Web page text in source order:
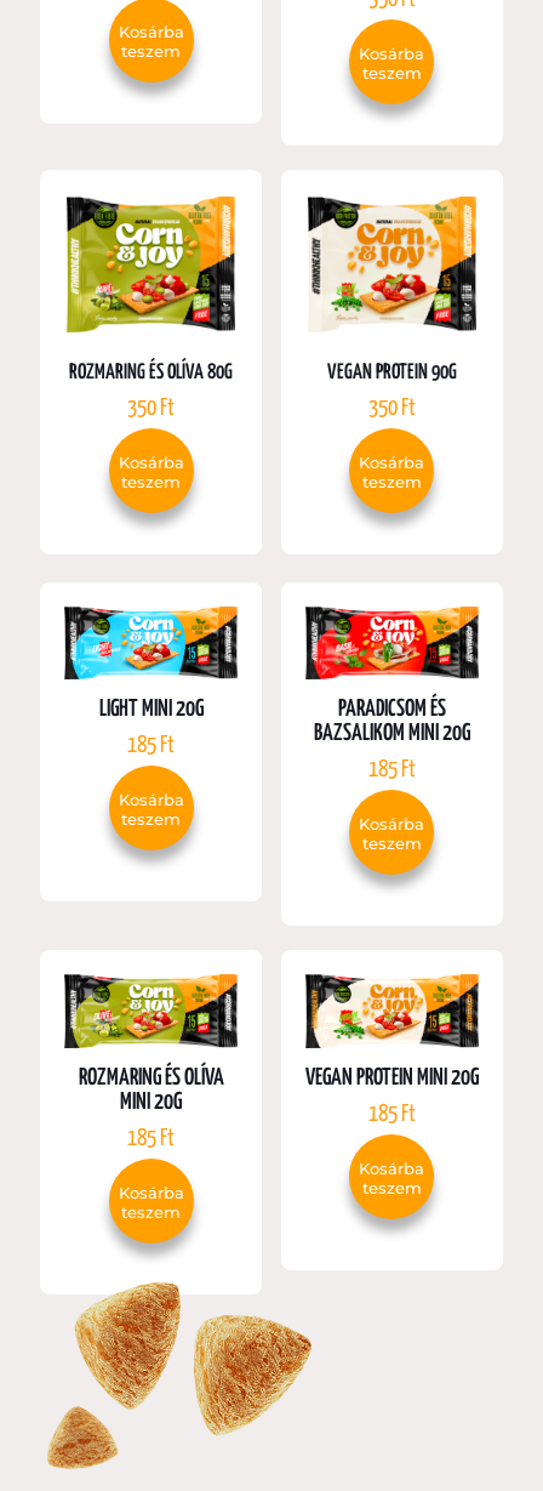
Kosárba
teszem
Kosárba
teszem
ROZMARING ÉS OLÍVA 80G
350 Ft
Kosárba
teszem
VEGAN PROTEIN 90G
350 Ft
Kosárba
teszem
LIGHT MINI 20G
185 Ft
Kosárba
teszem
PARADICSOM ÉS
BAZSALIKOM MINI 20G
185 Ft
Kosárba
teszem
ROZMARING ÉS OLÍVA
MINI 20G
185 Ft
Kosárba
teszem
VEGAN PROTEIN MINI 20G
185 Ft
Kosárba
teszem